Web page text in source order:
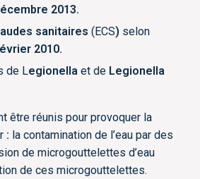
2013.
sanitaires(ECS) selon
2010.
de Legionellaet de Legionella
être réunis pour provoquer la
: la contamination de l’eau par des
de microgouttelettes d’eau
de ces microgouttelettes.